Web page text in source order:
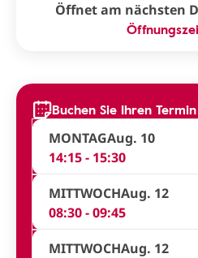
Öffnet am nächsten
Buchen Sie Ihren
MONTAGAug. 10
14:15 - 15:30
MITTWOCHAug. 12
08:30 - 09:45
MITTWOCHAug. 12